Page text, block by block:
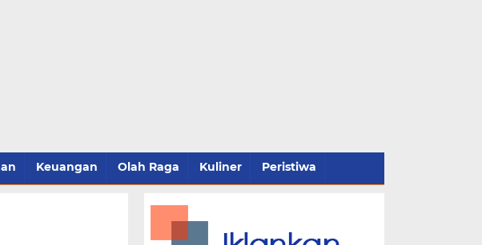
Keuangan Olah Raga Kuliner Peristiwa